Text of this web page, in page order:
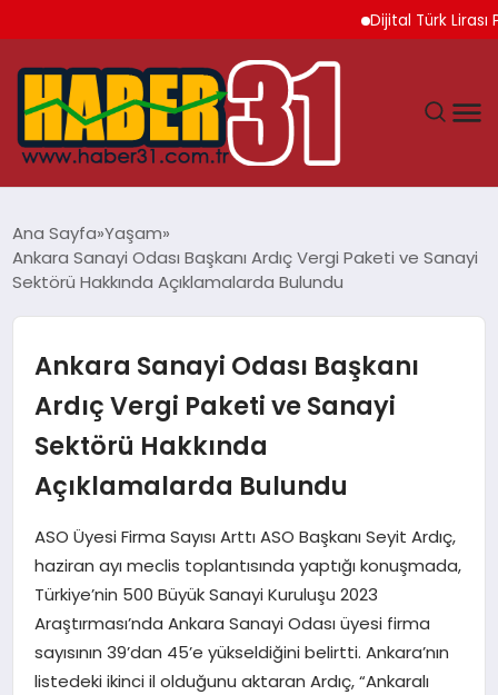
Dijital Türk Lirası
HATAY
GÜNDEM
MAGAZIN
SAĞLIK
TEKNOLOJI
Ana Sayfa Yaşam
Ankara Sanayi Odası Başkanı Ardıç Vergi Paketi ve Sanayi
Sektörü Hakkında Açıklamalarda Bulundu
Ankara Sanayi Odası Başkanı
Ardıç Vergi Paketi ve Sanayi
Sektörü Hakkında
Açıklamalarda Bulundu
ASO Üyesi Firma Sayısı Arttı ASO Başkanı Seyit Ardıç,
haziran ayı meclis toplantısında yaptığı konuşmada,
Türkiye’nin 500 Büyük Sanayi Kuruluşu 2023
Araştırması’nda Ankara Sanayi Odası üyesi firma
sayısının 39’dan 45’e yükseldiğini belirtti. Ankara’nın
listedeki ikinci il olduğunu aktaran Ardıç, “Ankaralı